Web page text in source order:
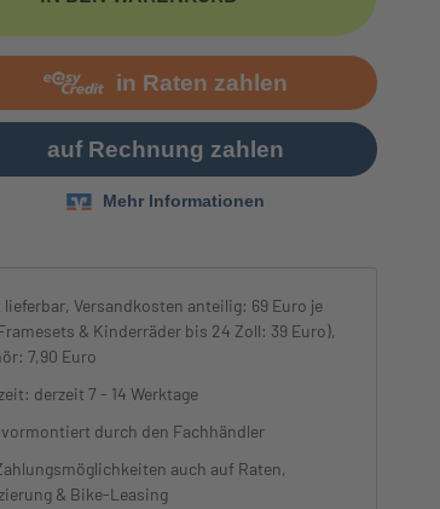
lieferbar, Versandkosten anteilig: 69 Euro je
& Kinderräder bis 24 Zoll: 39 Euro),
7,90 Euro
derzeit 7 - 14 Werktage
durch den Fachhändler
auch auf Raten,
& Bike-Leasing